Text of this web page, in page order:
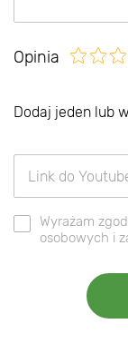
Opinia
Dodaj jeden lub
Wyrażam
osobowych i